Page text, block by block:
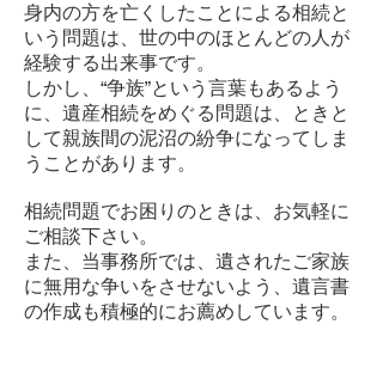
身内の方を亡くしたことによる相続と
いう問題は、世の中のほとんどの人が
経験する出来事です。
しかし、“争族”という言葉もあるよう
に、遺産相続をめぐる問題は、ときと
して親族間の泥沼の紛争になってしま
うことがあります。
相続問題でお困りのときは、お気軽に
ご相談下さい。
また、当事務所では、遺されたご家族
に無用な争いをさせないよう、遺言書
の作成も積極的にお薦めしています。